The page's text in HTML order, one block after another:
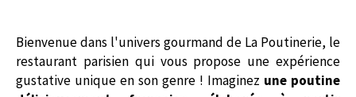
Bienvenue dans l'univers gourmand de La Poutinerie, le
restaurant parisien qui vous propose une expérience
gustative unique en son genre ! Imaginez une poutine